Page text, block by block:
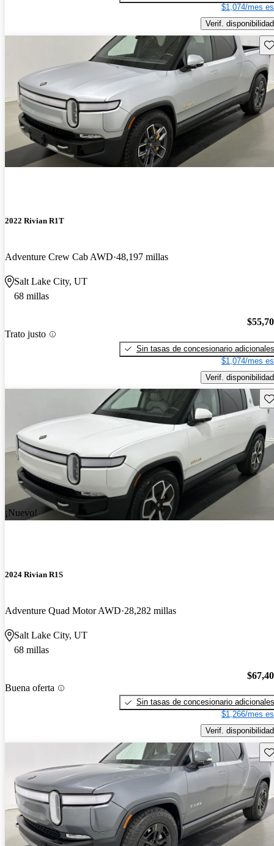
$1,074/mes
Verif. disponibilidad
2022 Rivian R1T
Adventure Crew Cab AWD 48,197 millas
Salt Lake City, UT
68 millas
Trato justo
Sin tasas de concesionario adicionales
$1,074/mes
Verif. disponibilidad
¡Nuevo!
2024 Rivian R1S
Adventure Quad Motor AWD 28,282 millas
Salt Lake City, UT
68 millas
Buena oferta
Sin tasas de concesionario adicionales
$1,266/mes
Verif. disponibilidad